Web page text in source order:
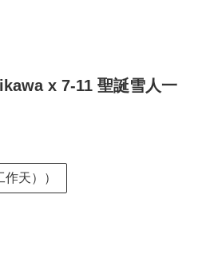
x 7-11 聖誕雪人一
天））